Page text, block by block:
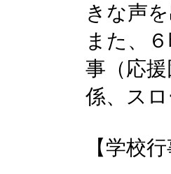
きな声
また、
事（応
係、ス
【学校